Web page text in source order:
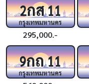
2กส11
กรุงเทพมหานคร
295,000.-
9กถ11
กรุงเทพมหานคร